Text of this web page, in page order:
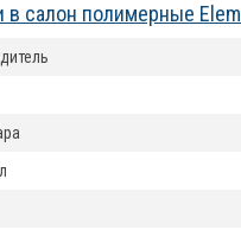
в салон полимерные